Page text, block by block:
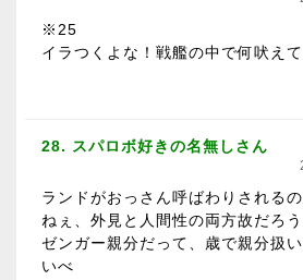
※25
イラつくよな！戦艦の中で何吠え
28. スパロボ好きの名無しさん
ランドがおっさん呼ばわりされる
ねぇ、外見と人間性の両方故だろう
ゼンガー親分だって、歳で親分扱
いべ